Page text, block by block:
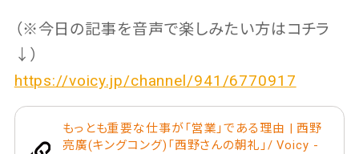
（※今日の記事を音声で楽しみたい方はコチラ
↓）
https://voicy.jp/channel/941/6770917
もっとも重要な仕事が「営業」である理由 | 西野
亮廣(キングコング)「西野さんの朝礼」/ Voicy -